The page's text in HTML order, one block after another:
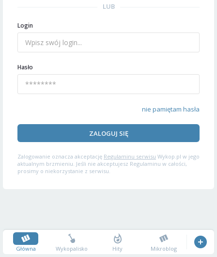
LUB
Login
Hasło
nie pamiętam hasła
ZALOGUJ SIĘ
Zalogowanie oznacza akceptację Regulaminu serwisu Wykop.pl w jego
aktualnym brzmieniu. Jeśli nie akceptujesz Regulaminu w całości,
prosimy o niekorzystanie z serwisu.
Główna Wykopalisko Hity Mikroblog